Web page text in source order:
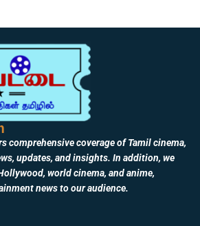
comprehensive coverage of Tamil cinema,
updates, and insights. In addition, we
world cinema, and anime,
news to our audience.